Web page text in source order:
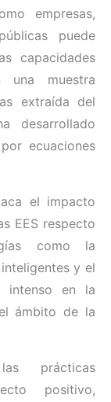
empresas,
puede
capacidades
una muestra
extraída del
desarrollado
ecuaciones
el impacto
EES respecto
como la
y el
intenso en la
ámbito de la
prácticas
positivo,